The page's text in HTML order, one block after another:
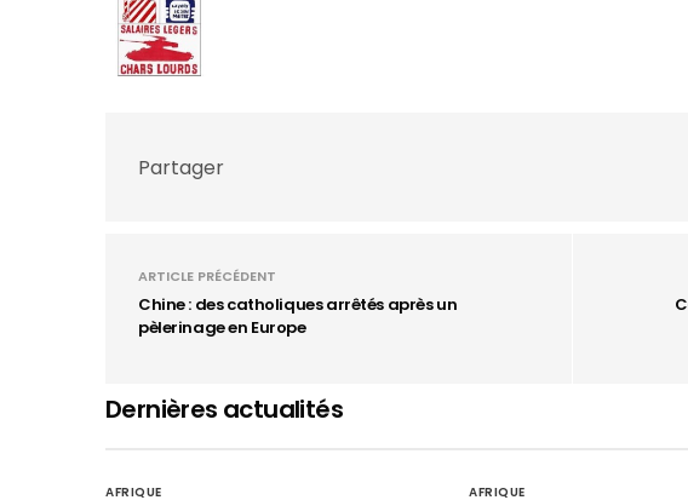
Partager
ARTICLE PRÉCÉDENT
Chine : des catholiques arrêtés après un
pèlerinage en Europe
Dernières actualités
AFRIQUE AFRIQUE